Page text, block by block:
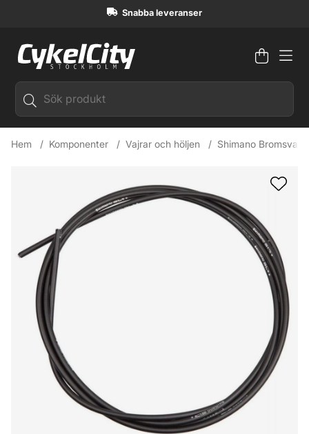
Snabba leveranser
Antal i
.
Hem Komponenter Vajrar och höljen Shimano